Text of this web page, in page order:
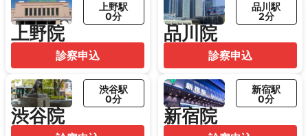
上野院
上野駅
0分
診察申込
品川院
品川駅
2分
診察申込
渋谷院
渋谷駅
0分
新宿院
新宿駅
0分